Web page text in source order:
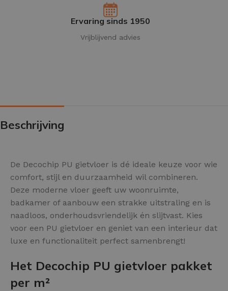
Ervaring sinds 1950
Vrijblijvend advies
Beschrijving
De Decochip PU gietvloer is dé ideale keuze voor wie
comfort, stijl en duurzaamheid wil combineren.
Deze moderne vloer geeft uw woonruimte,
badkamer of aanbouw een strakke uitstraling en is
naadloos, onderhoudsvriendelijk én slijtvast. Kies
voor een PU gietvloer en geniet van een interieur dat
luxe en functionaliteit perfect samenbrengt!
Het Decochip PU gietvloer pakket
per m²